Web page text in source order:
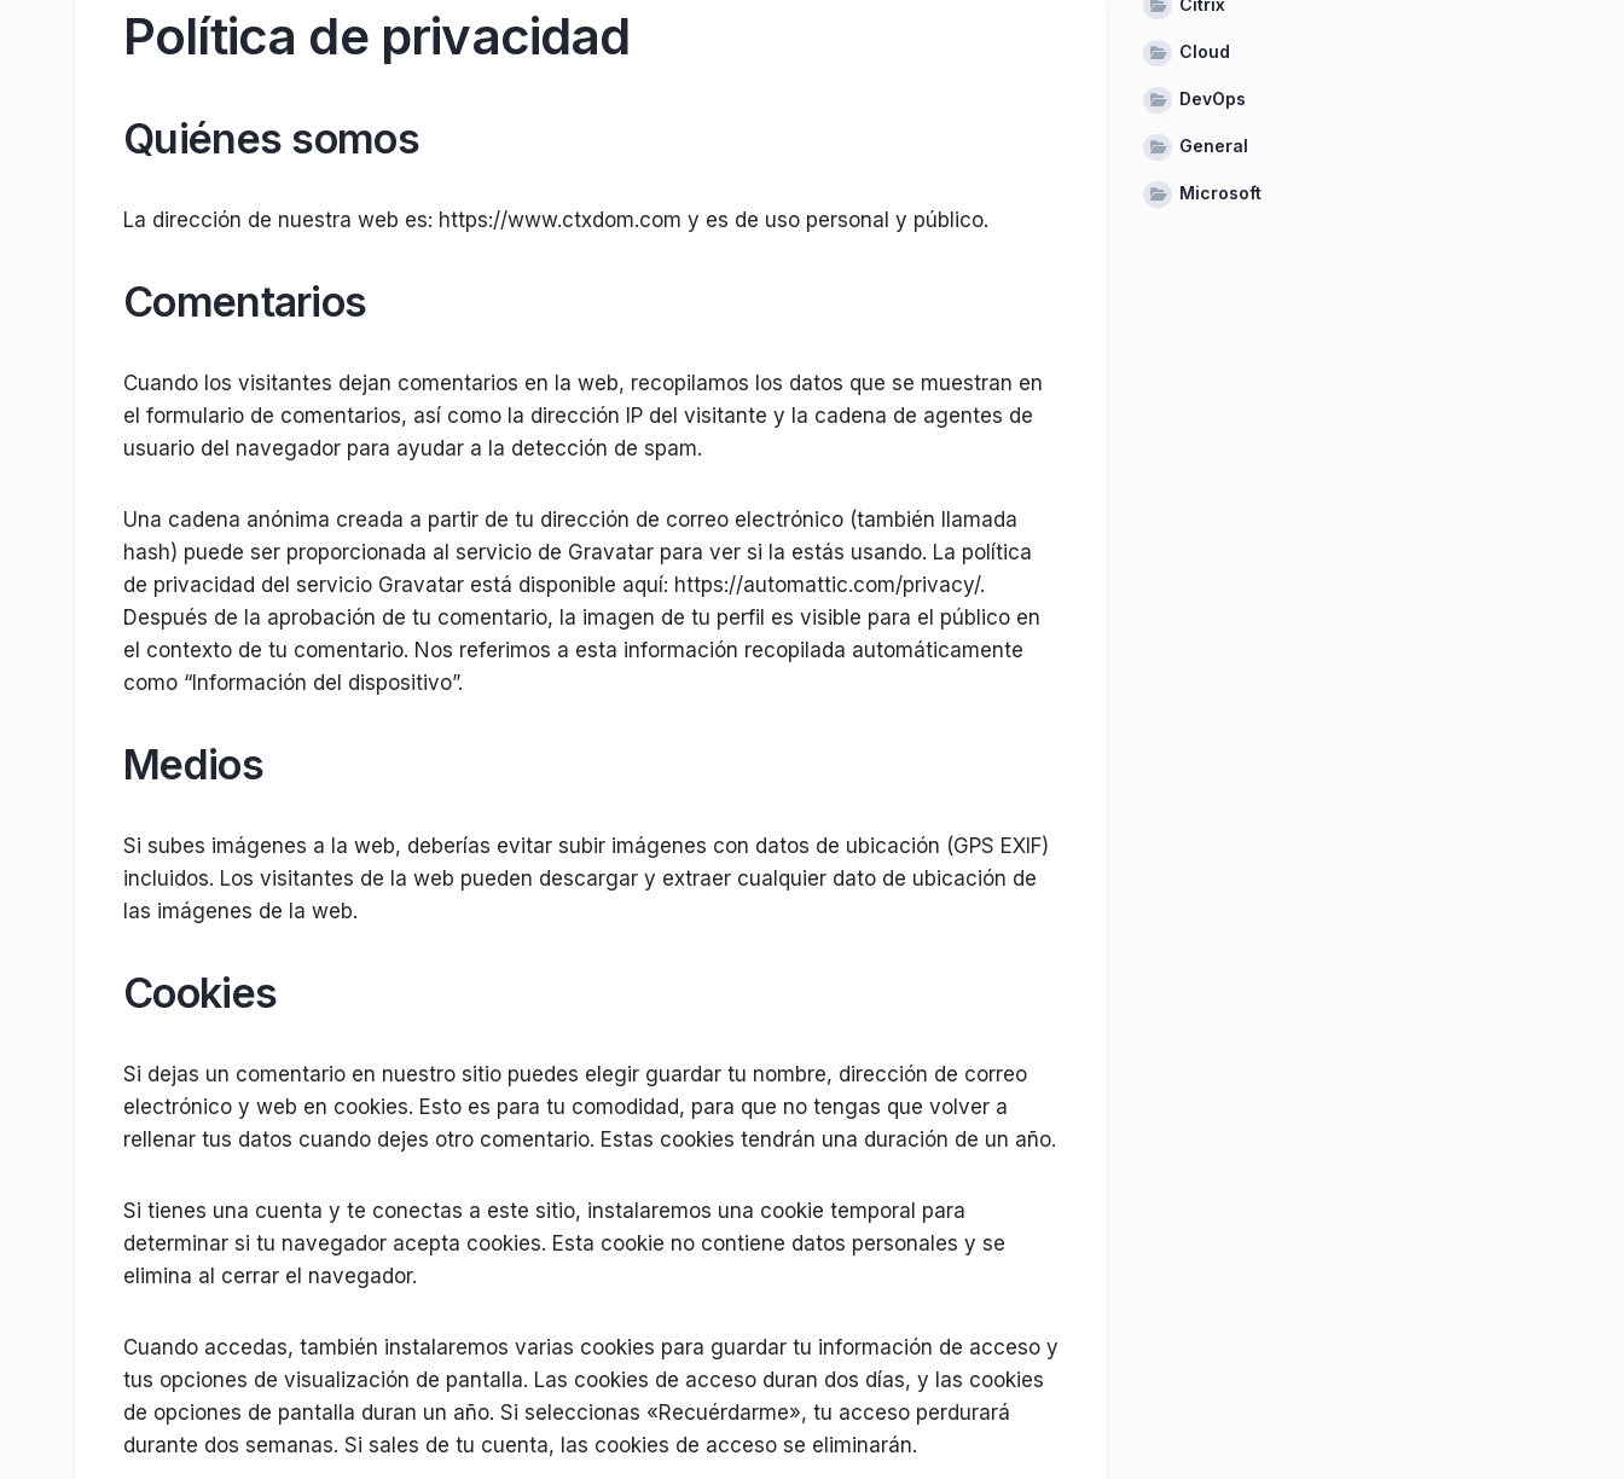
Política de privacidad
Quiénes somos
La dirección de nuestra web es: https://www.ctxdom.com y es de uso personal y público.
Comentarios
Cuando los visitantes dejan comentarios en la web, recopilamos los datos que se muestran en
el formulario de comentarios, así como la dirección IP del visitante y la cadena de agentes de
usuario del navegador para ayudar a la detección de spam.
Una cadena anónima creada a partir de tu dirección de correo electrónico (también llamada
hash) puede ser proporcionada al servicio de Gravatar para ver si la estás usando. La política
de privacidad del servicio Gravatar está disponible aquí: https://automattic.com/privacy/.
Después de la aprobación de tu comentario, la imagen de tu perfil es visible para el público en
el contexto de tu comentario. Nos referimos a esta información recopilada automáticamente
como “Información del dispositivo”.
Medios
Si subes imágenes a la web, deberías evitar subir imágenes con datos de ubicación (GPS EXIF)
incluidos. Los visitantes de la web pueden descargar y extraer cualquier dato de ubicación de
las imágenes de la web.
Cookies
Si dejas un comentario en nuestro sitio puedes elegir guardar tu nombre, dirección de correo
electrónico y web en cookies. Esto es para tu comodidad, para que no tengas que volver a
rellenar tus datos cuando dejes otro comentario. Estas cookies tendrán una duración de un año.
Si tienes una cuenta y te conectas a este sitio, instalaremos una cookie temporal para
determinar si tu navegador acepta cookies. Esta cookie no contiene datos personales y se
elimina al cerrar el navegador.
Cuando accedas, también instalaremos varias cookies para guardar tu información de acceso y
tus opciones de visualización de pantalla. Las cookies de acceso duran dos días, y las cookies
de opciones de pantalla duran un año. Si seleccionas «Recuérdarme», tu acceso perdurará
durante dos semanas. Si sales de tu cuenta, las cookies de acceso se eliminarán.
Citrix
Cloud
DevOps
General
Microsoft